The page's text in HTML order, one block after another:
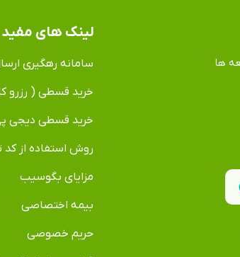
ها
لینک های مفید
سامانه رهگیری
خرید قسطی ( رزرو
خرید قسطی دیجی
روش استفاده از
مزایای بگوسیب
بیمه اختصاصی
حریم خصوصی